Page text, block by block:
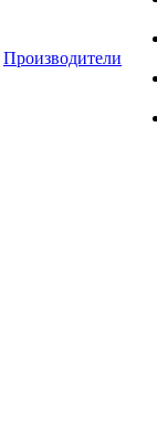
Производители